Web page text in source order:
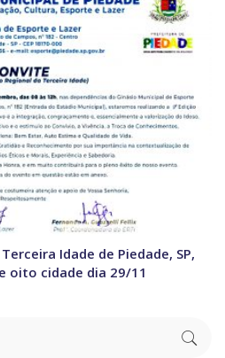
Idade de Piedade, SP,
oito cidade dia 29/11